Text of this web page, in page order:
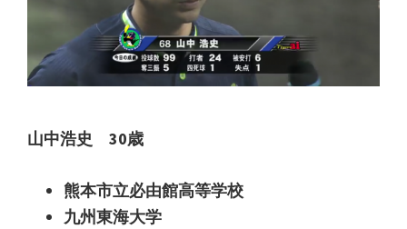
山中浩史 30歳
熊本市立必由館高等学校
九州東海大学